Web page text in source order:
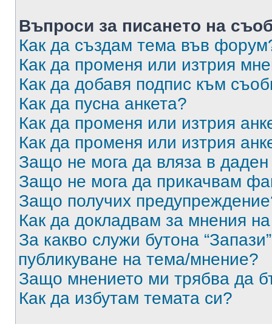
Въпроси за писането на
Как да създам тема във
Как да променя или изтрия
Как да добавя подпис към
Как да пусна анкета?
Как да променя или изтрия
Как да променя или изтрия
Защо не мога да вляза в
Защо не мога да прикачвам
Защо получих
Как да докладвам за мнения
За какво служи бутона
публикуване на тема/мнение?
Защо мнението ми трябва да
Как да избутам темата си?